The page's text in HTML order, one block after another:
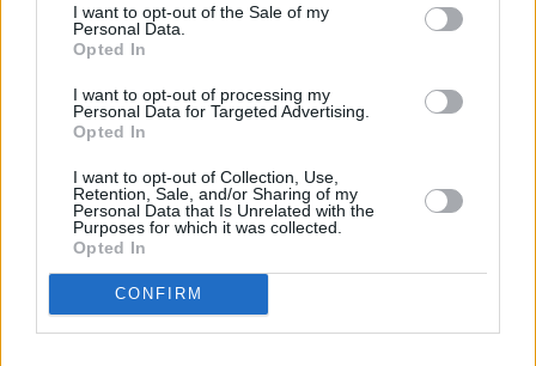
cualquier momento entrando de nuevo en este sitio web o
visitando nuestra política de privacidad.
I want to opt-out of the Sale of my
Personal Data.
Opted In
I want to opt-out of processing my
Personal Data for Targeted Advertising.
Opted In
I want to opt-out of Collection, Use,
Retention, Sale, and/or Sharing of my
Personal Data that Is Unrelated with the
Purposes for which it was collected.
Opted In
CONFIRM